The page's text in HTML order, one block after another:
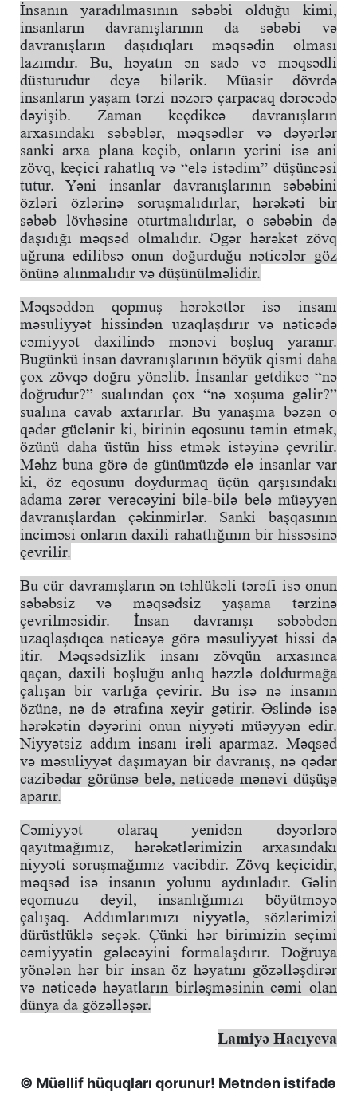
İnsanın yaradılmasının səbəbi olduğu kimi,
insanların davranışlarının da səbəbi və
davranışların daşıdıqları məqsədin olması
lazımdır. Bu, həyatın ən sadə və məqsədli
düsturudur deyə bilərik. Müasir dövrdə
insanların yaşam tərzi nəzərə çarpacaq dərəcədə
dəyişib. Zaman keçdikcə davranışların
arxasındakı səbəblər, məqsədlər və dəyərlər
sanki arxa plana keçib, onların yerini isə ani
zövq, keçici rahatlıq və “elə istədim” düşüncəsi
tutur. Yəni insanlar davranışlarının səbəbini
özləri özlərinə soruşmalıdırlar, hərəkəti bir
səbəb lövhəsinə oturtmalıdırlar, o səbəbin də
daşıdığı məqsəd olmalıdır. Əgər hərəkət zövq
uğruna edilibsə onun doğurduğu nəticələr göz
önünə alınmalıdır və düşünülməlidir.
Məqsəddən qopmuş hərəkətlər isə insanı
məsuliyyət hissindən uzaqlaşdırır və nəticədə
cəmiyyət daxilində mənəvi boşluq yaranır.
Bugünkü insan davranışlarının böyük qismi daha
çox zövqə doğru yönəlib. İnsanlar getdikcə “nə
doğrudur?” sualından çox “nə xoşuma gəlir?”
sualına cavab axtarırlar. Bu yanaşma bəzən o
qədər güclənir ki, birinin eqosunu təmin etmək,
özünü daha üstün hiss etmək istəyinə çevrilir.
Məhz buna görə də günümüzdə elə insanlar var
ki, öz eqosunu doydurmaq üçün qarşısındakı
adama zərər verəcəyini bilə-bilə belə müəyyən
davranışlardan çəkinmirlər. Sanki başqasının
inciməsi onların daxili rahatlığının bir hissəsinə
çevrilir.
Bu cür davranışların ən təhlükəli tərəfi isə onun
səbəbsiz və məqsədsiz yaşama tərzinə
çevrilməsidir. İnsan davranışı səbəbdən
uzaqlaşdıqca nəticəyə görə məsuliyyət hissi də
itir. Məqsədsizlik insanı zövqün arxasınca
qaçan, daxili boşluğu anlıq həzzlə doldurmağa
çalışan bir varlığa çevirir. Bu isə nə insanın
özünə, nə də ətrafına xeyir gətirir. Əslində isə
hərəkətin dəyərini onun niyyəti müəyyən edir.
Niyyətsiz addım insanı irəli aparmaz. Məqsəd
və məsuliyyət daşımayan bir davranış, nə qədər
cazibədar görünsə belə, nəticədə mənəvi düşüşə
aparır.
Cəmiyyət olaraq yenidən dəyərlərə
qayıtmağımız, hərəkətlərimizin arxasındakı
niyyəti soruşmağımız vacibdir. Zövq keçicidir,
məqsəd isə insanın yolunu aydınladır. Gəlin
eqomuzu deyil, insanlığımızı böyütməyə
çalışaq. Addımlarımızı niyyətlə, sözlərimizi
dürüstlüklə seçək. Çünki hər birimizin seçimi
cəmiyyətin gələcəyini formalaşdırır. Doğruya
yönələn hər bir insan öz həyatını gözəlləşdirər
və nəticədə həyatların birləşməsinin cəmi olan
dünya da gözəlləşər.
Lamiyə Hacıyeva
© Müəllif hüquqları qorunur! Mətndən istifadə